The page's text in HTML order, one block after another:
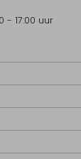
17:00 uur